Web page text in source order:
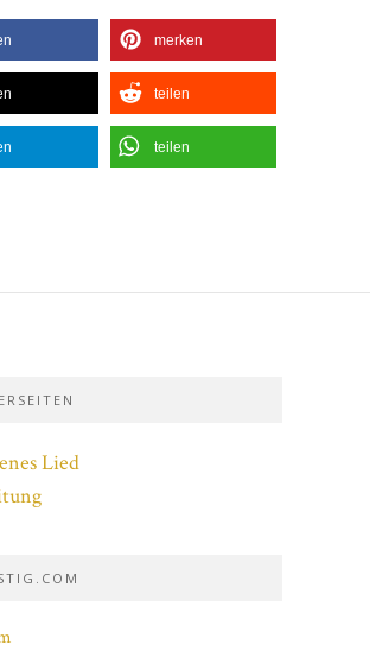
merken
teilen
teilen
Lied